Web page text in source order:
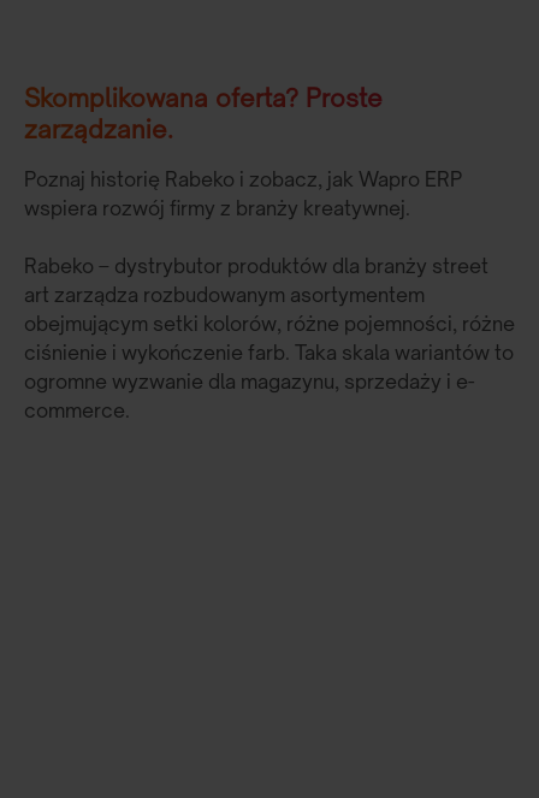
Skomplikowana oferta? Proste
zarządzanie.
Poznaj historię Rabeko i zobacz, jak Wapro ERP
wspiera rozwój firmy z branży kreatywnej.
Rabeko – dystrybutor produktów dla branży street
art zarządza rozbudowanym asortymentem
obejmującym setki kolorów, różne pojemności, różne
ciśnienie i wykończenie farb. Taka skala wariantów to
ogromne wyzwanie dla magazynu, sprzedaży i e-
commerce.